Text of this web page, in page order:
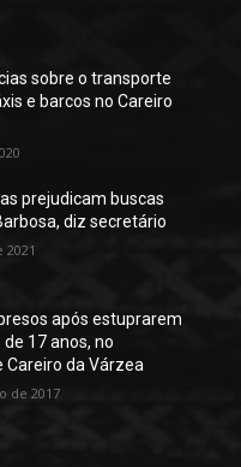
sobre o transporte
e barcos no Careiro
prejudicam buscas
diz secretário
após estuprarem
17 anos, no
Careiro da Várzea
de 2017